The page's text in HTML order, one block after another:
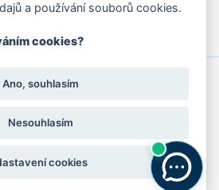
Ochrana osobních údajů
a používání souborů cookies.
cookies?
Ano, souhlasím
Nesouhlasím
cookies